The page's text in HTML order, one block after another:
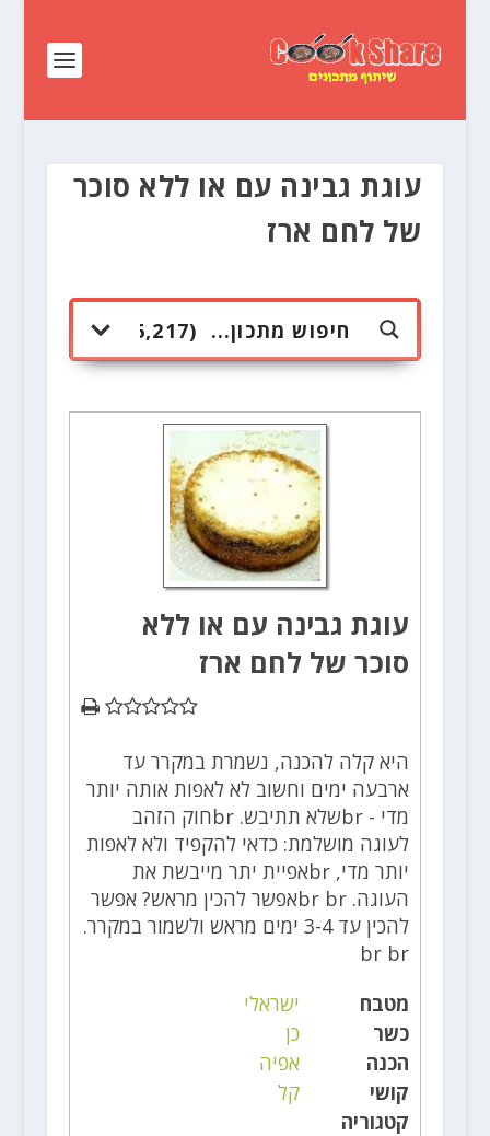
עוגת גבינה עם או ללא סוכר
של לחם ארז
עוגת גבינה עם או ללא
סוכר של לחם ארז
היא קלה להכנה, נשמרת במקרר עד
ארבעה ימים וחשוב לא לאפות אותה יותר
מדי - brשלא תתיבש. brחוק הזהב
לעוגה מושלמת: כדאי להקפיד ולא לאפות
יותר מדי, brאפיית יתר מייבשת את
העוגה. br brאפשר להכין מראש? אפשר
להכין עד 3-4 ימים מראש ולשמור במקרר.
br br
מטבח
ישראלי
כשר
כן
הכנה
אפיה
קושי
קל
קטגוריה